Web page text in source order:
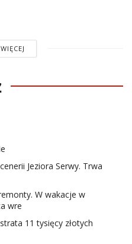
Jeziora Serwy. Trwa
W wakacje w
wre
11 tysięcy złotych